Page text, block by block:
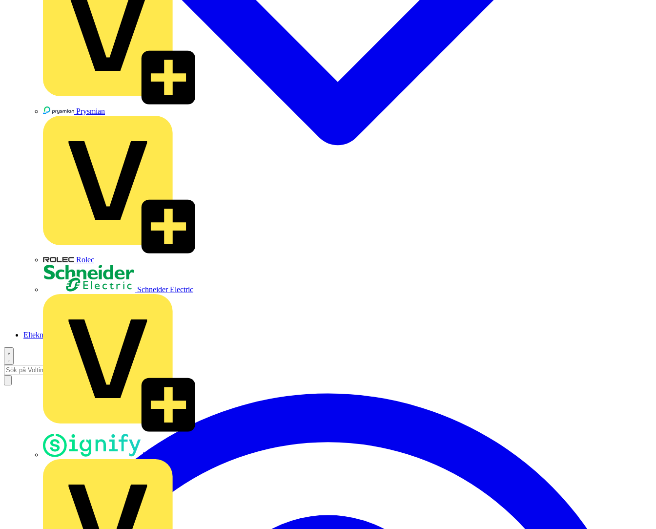
Prysmian
Rolec
Schneider Electric
Signify
Elteknikpodden